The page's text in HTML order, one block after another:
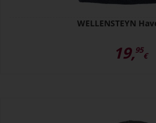
WELLENSTEYN
19,95
€